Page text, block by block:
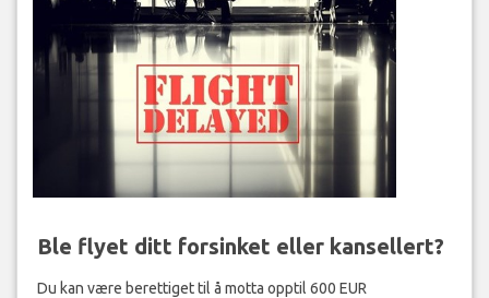
Ble flyet ditt forsinket eller kansellert?
Du kan være berettiget til å motta opptil 600 EUR